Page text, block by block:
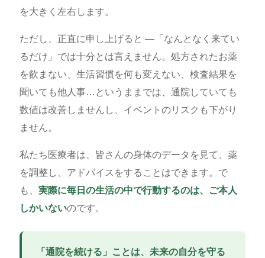
を大きく左右します。
ただし、正直に申し上げると ―「なんとなく来てい
るだけ」では十分とは言えません。処方されたお薬
を飲まない、生活習慣を何も変えない、検査結果を
聞いても他人事…というままでは、通院していても
数値は改善しませんし、イベントのリスクも下がり
ません。
私たち医療者は、皆さんの身体のデータを見て、薬
を調整し、アドバイスをすることはできます。で
も、 実際に毎日の生活の中で行動するのは、ご本人
しかいないのです。
「通院を続ける」ことは、未来の自分を守る